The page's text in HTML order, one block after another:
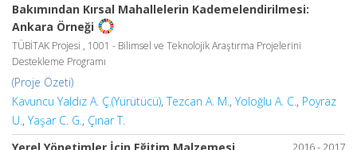
Bakımından Kırsal Mahallelerin Kademelendirilmesi:
Ankara Örneği
TÜBİTAK Projesi , 1001 - Bilimsel ve Teknolojik Araştırma Projelerini
Destekleme Programı
(Proje Özeti)
Kavuncu Yaldız A. Ç.(Yürütücü),Tezcan A. M., Yoloğlu A. C., Poyraz
U., Yaşar C. G., Çınar T.
2016 - 2017